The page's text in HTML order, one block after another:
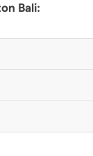
Bali: